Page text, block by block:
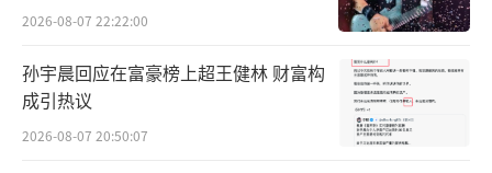
2026-08-07 22:22:00
孙宇晨回应在富豪榜上超王健林 财富构
成引热议
2026-08-07 20:50:07